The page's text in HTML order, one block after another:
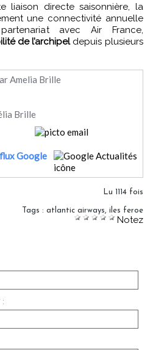
liaison directe saisonnière, la
une connectivité annuelle
avec Air France,
de l’archipeldepuis plusieurs
Amelia Brille
Brille
Google
Lu 1114 fois
Tags : atlantic airways iles feroe
Notez
: